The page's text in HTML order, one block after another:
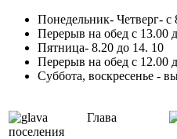
Понедельник- Четверг- с
Перерыв на обед с 13.00
Пятница- 8.20 до 14. 10
Перерыв на обед с 12.00
Суббота, воскресенье -
Глава
поселения